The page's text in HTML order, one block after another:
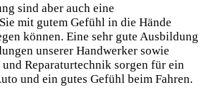
sind aber auch eine
mit gutem Gefühl in die Hände
können. Eine sehr gute Ausbildung
unserer Handwerker sowie
Reparaturtechnik sorgen für ein
und ein gutes Gefühl beim Fahren.